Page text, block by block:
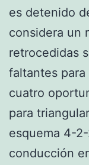
es detenido
considera un
retrocedidas
faltantes
cuatro
para
esquema 4-
conducción